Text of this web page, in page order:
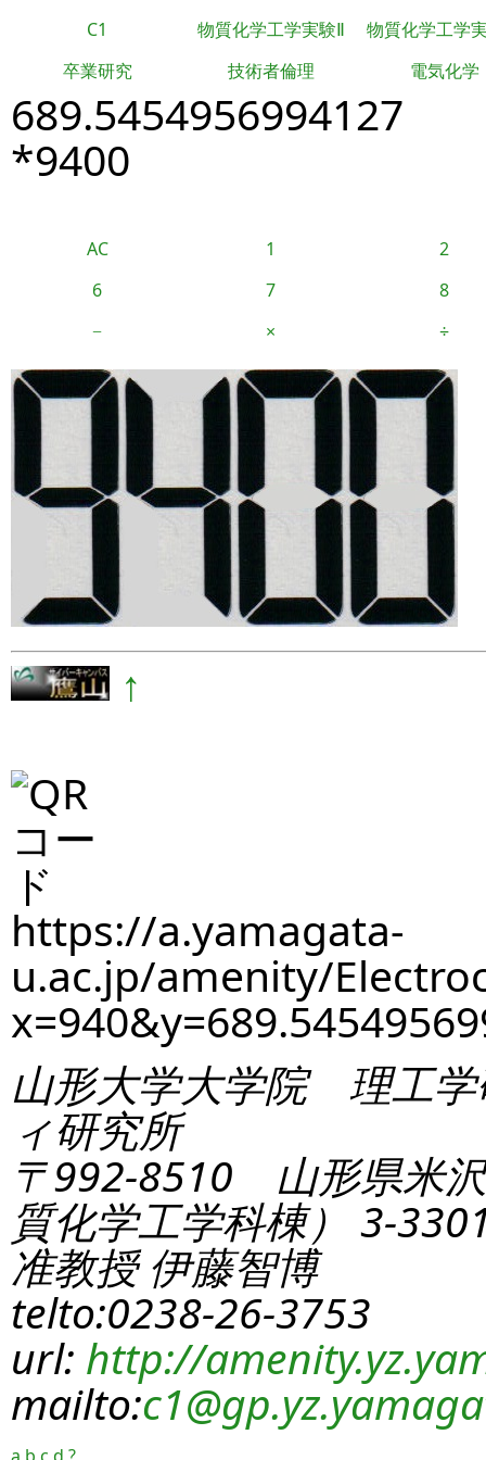
C1 物質化学工学実験Ⅱ
物質化学工学
卒業研究
技術者倫理 電気化学
689.5454956994127
*9400
AC 1
2
6
7
8
−
× ÷
↑
https://a.yamagata-
u.ac.jp/amenity/
山形大学大学院 理工学
ィ研究所
〒992-8510 山形県米
質化学工学科棟） 3-
准教授 伊藤智博
telto:0238-26-3753
url: http://
mailto:c1